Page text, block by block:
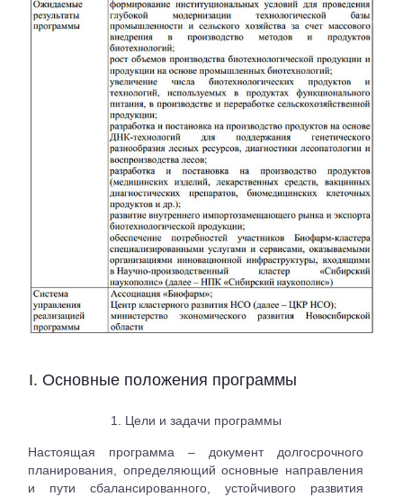
I. Основные положения программы
1. Цели и задачи программы
Настоящая программа – документ долгосрочного
планирования, определяющий основные направления
и пути сбалансированного, устойчивого развития